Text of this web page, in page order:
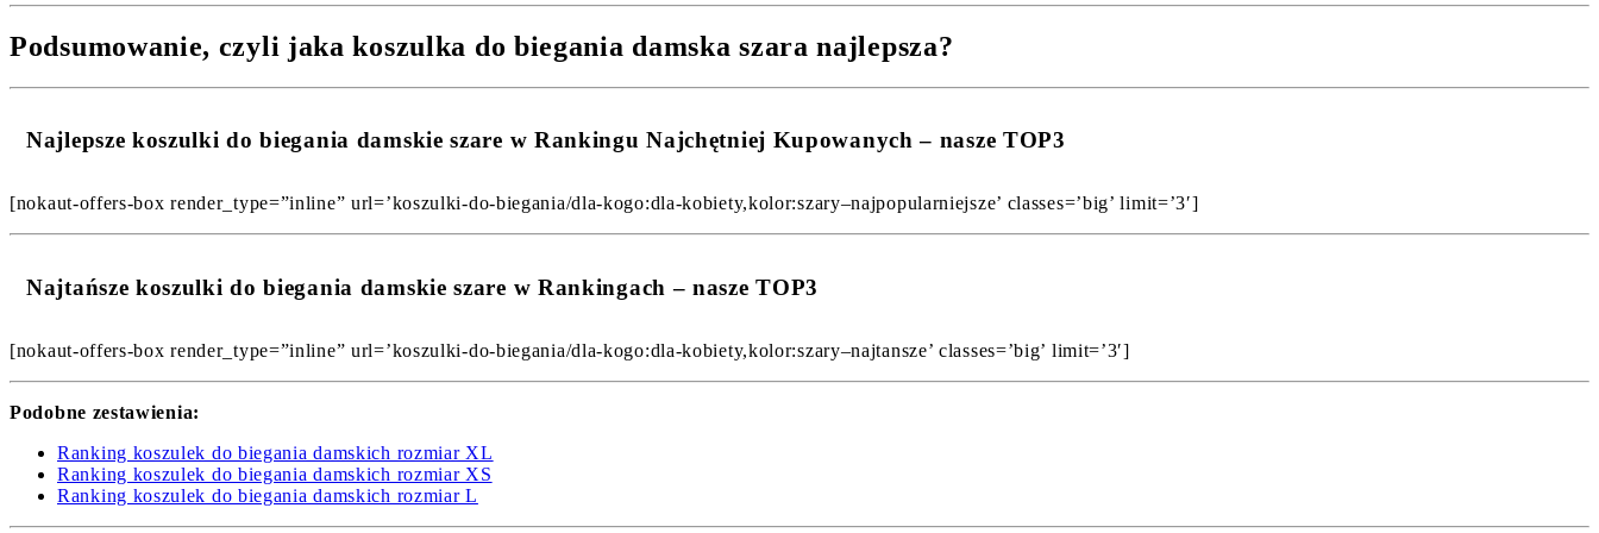
Podsumowanie, czyli jaka koszulka do biegania damska szara najlepsza?
Najlepsze koszulki do biegania damskie szare w Rankingu Najchętniej Kupowanych – nasze TOP3
[nokaut-offers-box render_type=”inline” url=’koszulki-do-biegania/dla-kogo:dla-kobiety,kolor:szary–najpopularniejsze’ classes=’big’ limit=’3′]
Najtańsze koszulki do biegania damskie szare w Rankingach – nasze TOP3
[nokaut-offers-box render_type=”inline” url=’koszulki-do-biegania/dla-kogo:dla-kobiety,kolor:szary–najtansze’ classes=’big’ limit=’3′]
Podobne zestawienia:
Ranking koszulek do biegania damskich rozmiar XL
Ranking koszulek do biegania damskich rozmiar XS
Ranking koszulek do biegania damskich rozmiar L